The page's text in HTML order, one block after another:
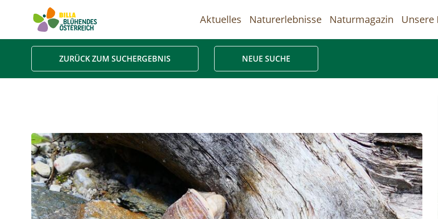
Direkt
Hauptnavigation
Aktuelles Naturerlebnisse Naturmagazin Unsere
ZURÜCK ZUM SUCHERGEBNIS NEUE SUCHE